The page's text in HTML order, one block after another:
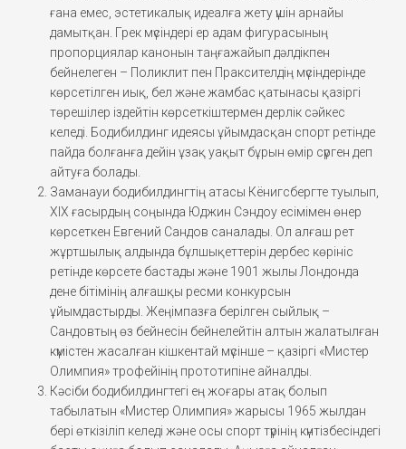
ғана емес, эстетикалық идеалға жету үшін арнайы
дамытқан. Грек мүсіндері ер адам фигурасының
пропорциялар канонын таңғажайып дәлдікпен
бейнелеген – Поликлит пен Праксителдің мүсіндерінде
көрсетілген иық, бел және жамбас қатынасы қазіргі
төрешілер іздейтін көрсеткіштермен дерлік сәйкес
келеді. Бодибилдинг идеясы ұйымдасқан спорт ретінде
пайда болғанға дейін ұзақ уақыт бұрын өмір сүрген деп
айтуға болады.
Заманауи бодибилдингтің атасы Кёнигсбергте туылып,
XIX ғасырдың соңында Юджин Сэндоу есімімен өнер
көрсеткен Евгений Сандов саналады. Ол алғаш рет
жұртшылық алдында бұлшықеттерін дербес көрініс
ретінде көрсете бастады және 1901 жылы Лондонда
дене бітімінің алғашқы ресми конкурсын
ұйымдастырды. Жеңімпазға берілген сыйлық –
Сандовтың өз бейнесін бейнелейтін алтын жалатылған
күмістен жасалған кішкентай мүсінше – қазіргі «Мистер
Олимпия» трофейінің прототипіне айналды.
Кәсіби бодибилдингтегі ең жоғары атақ болып
табылатын «Мистер Олимпия» жарысы 1965 жылдан
бері өткізіліп келеді және осы спорт түрінің күнтізбесіндегі